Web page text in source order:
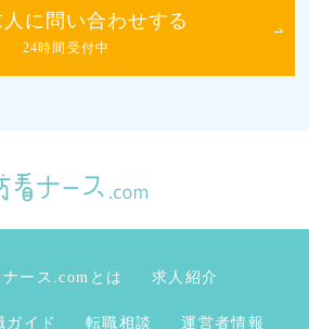
人に問い合わせする
24時間受付中
ース.comとは 求人紹介
ガイド 転職相談 運営者情報